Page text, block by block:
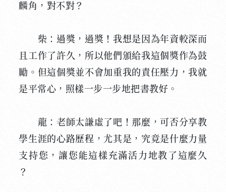
麟角，對不對？
柴：過獎，過獎！我想是因為年資較深而
且工作了許久，所以他們頒給我這個獎作為鼓
勵。但這個獎並不會加重我的責任壓力，我就
是平常心，照樣一步一步地把書教好。
龍：老師太謙虛了吧！那麼，可否分享教
學生涯的心路歷程，尤其是，究竟是什麼力量
支持您，讓您能這樣充滿活力地教了這麼久
？